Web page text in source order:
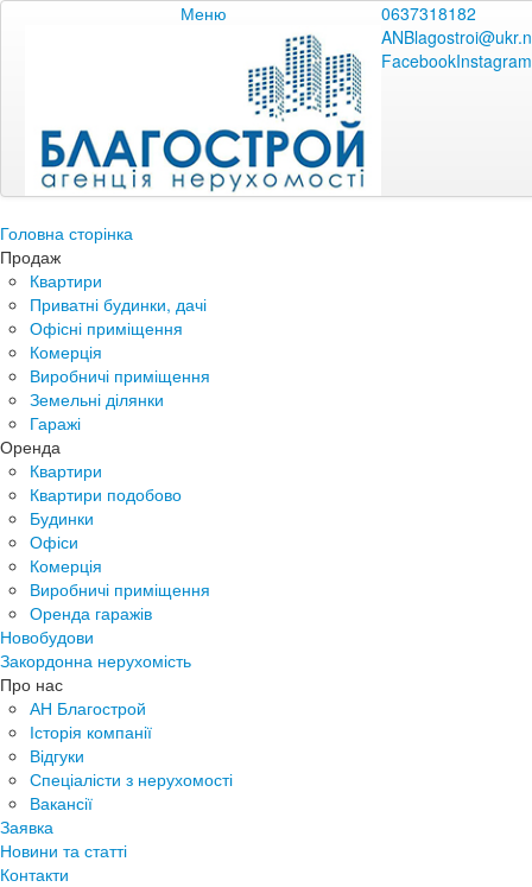
Меню
0637318182
FacebookInstagram
Головна сторінка
Продаж
Квартири
Приватні будинки, дачі
Офісні приміщення
Комерція
Виробничі приміщення
Земельні ділянки
Гаражі
Оренда
Квартири
Квартири подобово
Будинки
Офіси
Комерція
Виробничі приміщення
Оренда гаражів
Новобудови
Закордонна нерухомість
Про нас
АН Благострой
Історія компанії
Відгуки
Спеціалісти з нерухомості
Вакансії
Заявка
Новини та статті
Контакти